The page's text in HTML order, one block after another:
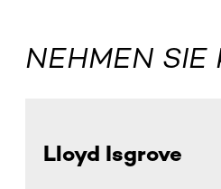
NEHMEN
Lloyd Isgrove